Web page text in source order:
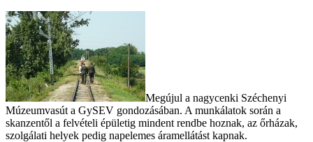
Megújul a nagycenki Széchenyi
Múzeumvasút a GySEV gondozásában. A munkálatok során a
skanzentől a felvételi épületig mindent rendbe hoznak, az őrházak,
szolgálati helyek pedig napelemes áramellátást kapnak.